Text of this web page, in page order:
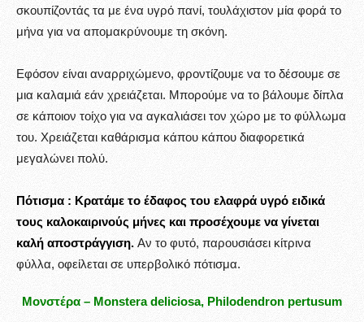
σκουπίζοντάς τα με ένα υγρό πανί, τουλάχιστον μία φορά το
μήνα για να απομακρύνουμε τη σκόνη.
Εφόσον είναι αναρριχώμενο, φροντίζουμε να το δέσουμε σε
μια καλαμιά εάν χρειάζεται. Μπορούμε να το βάλουμε δίπλα
σε κάποιον τοίχο για να αγκαλιάσει τον χώρο με το φύλλωμα
του. Χρειάζεται καθάρισμα κάπου κάπου διαφορετικά
μεγαλώνει πολύ.
Πότισμα : Κρατάμε το έδαφος του ελαφρά υγρό ειδικά
τους καλοκαιρινούς μήνες και προσέχουμε να γίνεται
καλή αποστράγγιση. Αν το φυτό, παρουσιάσει κίτρινα
φύλλα, οφείλεται σε υπερβολικό πότισμα.
Μονστέρα – Monstera deliciosa, Philodendron pertusum